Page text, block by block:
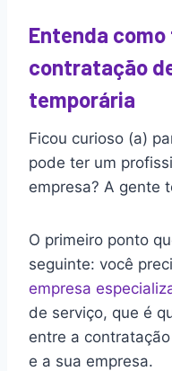
Entenda
contratação
temporária
Ficou curioso (a)
pode ter um
empresa? A gente
O primeiro ponto
seguinte: você
empresa
de serviço, que é
entre a
e a sua empresa.